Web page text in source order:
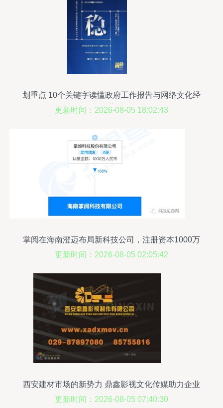
划重点 10个关键字读懂政府工作报告与网络文化经
营
更新时间：2026-08-05 18:02:43
掌阅在海南澄迈布局新科技公司，注册资本1000万
元助力网络文化经营
更新时间：2026-08-05 02:05:42
西安建材市场的新势力 鼎鑫影视文化传媒助力企业
宣传升级
更新时间：2026-08-05 07:40:30